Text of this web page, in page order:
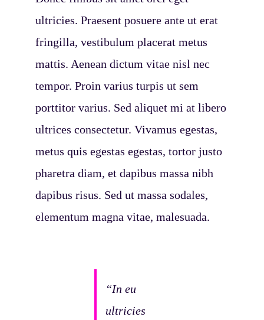
ultricies. Praesent posuere ante ut erat
fringilla, vestibulum placerat metus
mattis. Aenean dictum vitae nisl nec
tempor. Proin varius turpis ut sem
porttitor varius. Sed aliquet mi at libero
ultrices consectetur. Vivamus egestas,
metus quis egestas egestas, tortor justo
pharetra diam, et dapibus massa nibh
dapibus risus. Sed ut massa sodales,
elementum magna vitae, malesuada.
“In eu
ultricies